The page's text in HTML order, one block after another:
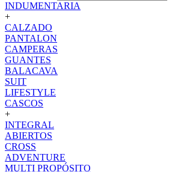
INDUMENTARIA
+
CALZADO
PANTALON
CAMPERAS
GUANTES
BALACAVA
SUIT
LIFESTYLE
CASCOS
+
INTEGRAL
ABIERTOS
CROSS
ADVENTURE
MULTI PROPÓSITO